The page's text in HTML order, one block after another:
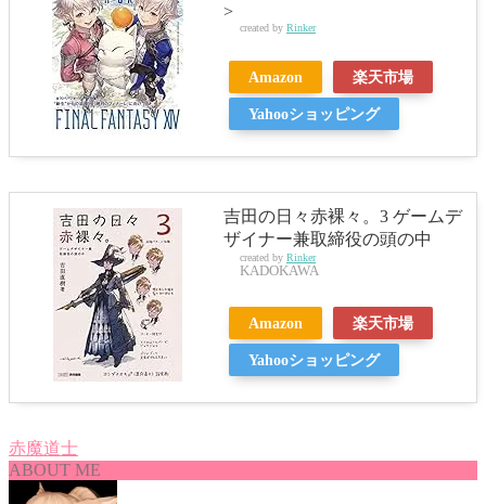
>
created by Rinker
Amazon 楽天市場
Yahooショッピング
吉田の日々赤裸々。3 ゲームデ
ザイナー兼取締役の頭の中
created by Rinker
KADOKAWA
Amazon 楽天市場
Yahooショッピング
赤魔道士
ABOUT ME